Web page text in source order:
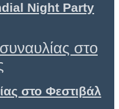
Night Party
στο Φεστιβάλ